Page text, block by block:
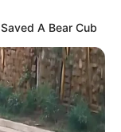
– Csak
képes.
A Bear Cub